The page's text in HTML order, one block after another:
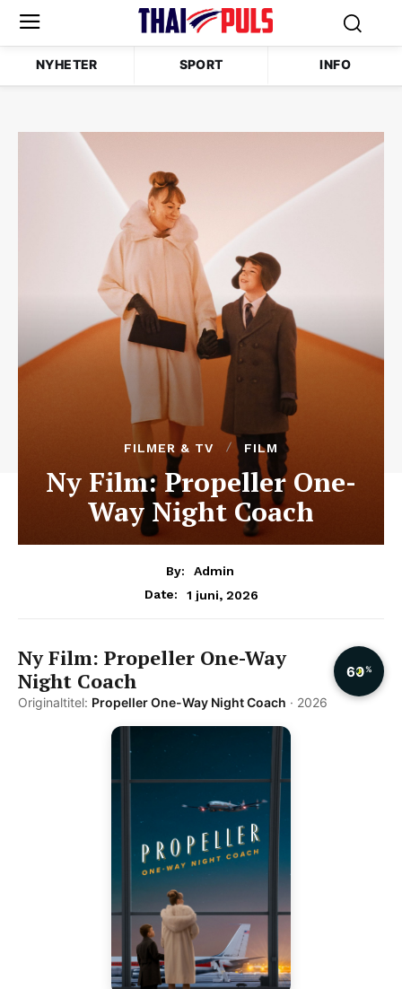
NYHETER SPORT INFO
FILMER & TV FILM
Ny Film: Propeller One-
Way Night Coach
By:
Admin
Date:
1 juni, 2026
Ny Film: Propeller One-Way
Night Coach
Originaltitel: Propeller One-Way Night Coach · 2026
60%